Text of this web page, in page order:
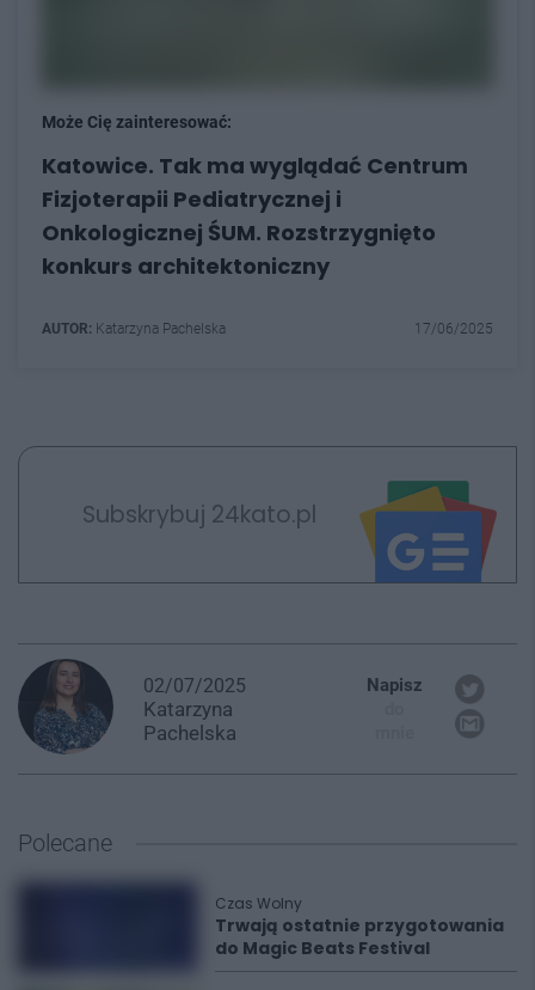
Może Cię zainteresować:
Katowice. Tak ma wyglądać Centrum
Fizjoterapii Pediatrycznej i
Onkologicznej ŚUM. Rozstrzygnięto
konkurs architektoniczny
AUTOR: Katarzyna Pachelska 17/06/2025
Subskrybuj 24kato.pl
02/07/2025
Katarzyna
Pachelska
Napisz
Polecane
Czas Wolny
Trwają ostatnie przygotowania
do Magic Beats Festival